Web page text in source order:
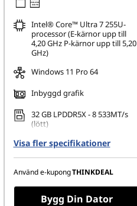
65W-65W
USB PD
Intel® Core™ Ultra 7 255U-
processor (E-kärnor upp till
4,20 GHz P-kärnor upp till 5,20
GHz)
Windows 11 Pro 64
Inbyggd grafik
32 GB LPDDR5X - 8 533MT/s
(lött)
1 TB SSD M.2 2280 PCIe Gen4
TLC Opal
13,3" WUXGA (1 920 × 1 200),
pekskärm, 100 % sRGB, 400
cd/m² (nit), 60 Hz
Visa fler specifikationer
Använd e-kupongTHINKDEAL
Bygg Din Dator